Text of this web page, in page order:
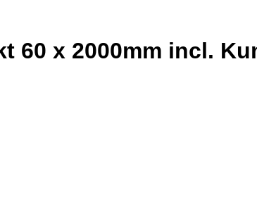
60 x 2000mm incl.